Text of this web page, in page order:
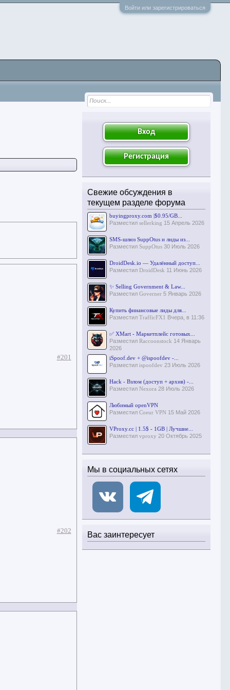
Войти или зарегистрироваться
#201
#202
Вход
Регистрация
Свежие обсуждения в
текущем разделе форума
buyingproxy.com |$0.95/GB...
Разместил sellerking 15 Апрель 2026
SMS-шлюз SuppOtus и лиды из...
Разместил SuppOtus 30 Июль 2026
DroidDesk.io — Удалённый доступ...
Разместил DroidDesk 11 Июнь 2026
✨ Selling Government & Law...
Разместил Governer 5 Январь 2026
Купить финансовые лиды для...
Разместил TrafficFX1 Вчера, в 11:36
✅ XMart - Маркетплейс готовых...
Разместил Raccoonstock 14 Январь
2026
iSpoof.dev + @ispoofdev -...
Разместил ispoofdev 23 Июль 2026
Hack - Взлом (доступ + архив) -...
Разместил Nexora 28 Июль 2026
Любимый openVPN
Разместил Coeur VPN 15 Май 2026
VProxy.cc | 1.5$ - 1GB | Лучшие...
Разместил vproxy 20 Октябрь 2025
Мы в социальных сетях
Вас заинтересует